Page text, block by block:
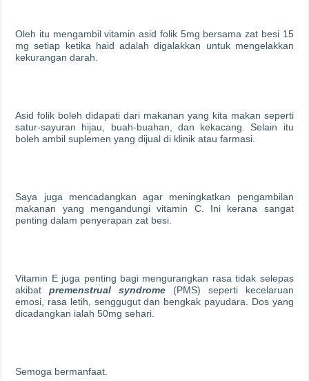
Oleh itu mengambil vitamin asid folik 5mg bersama zat besi 15
mg setiap ketika haid adalah digalakkan untuk mengelakkan
kekurangan darah.
Asid folik boleh didapati dari makanan yang kita makan seperti
satur-sayuran hijau, buah-buahan, dan kekacang. Selain itu
boleh ambil suplemen yang dijual di klinik atau farmasi.
Saya juga mencadangkan agar meningkatkan pengambilan
makanan yang mengandungi vitamin C. Ini kerana sangat
penting dalam penyerapan zat besi.
Vitamin E juga penting bagi mengurangkan rasa tidak selepas
akibatpremenstrual syndrome (PMS) seperti kecelaruan
emosi, rasa letih, senggugut dan bengkak payudara. Dos yang
dicadangkan ialah 50mg sehari.
Semoga bermanfaat.